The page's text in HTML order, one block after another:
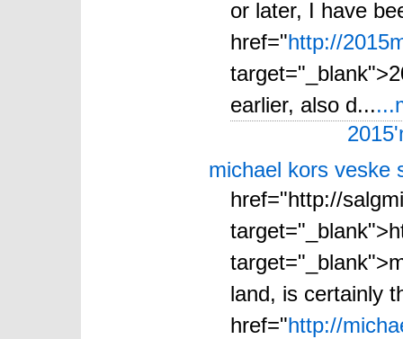
or later, I have
href="http://
earlier, also d...
michael kors veske
href="http://
land, is certainly
href="http://